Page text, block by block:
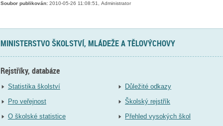
Soubor publikován:2010-05-26 11:08:51, Administrator
MINISTERSTVO ŠKOLSTVÍ, MLÁDEŽE A TĚLOVÝCHOVY
Rejstříky, databáze
Statistika školství
Pro veřejnost
O školské statistice
Důležité odkazy
Školský rejstřík
Přehled vysokých škol